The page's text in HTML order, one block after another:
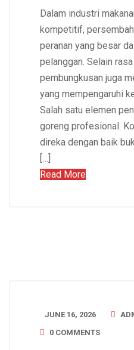
Dalam industri
kompetitif,
peranan yang besar
pelanggan. Selain
pembungkusan juga
yang mempengaruhi
Salah satu elemen
goreng profesional.
direka dengan baik
[…]
Read More
JUNE 16, 2026
0 COMMENTS